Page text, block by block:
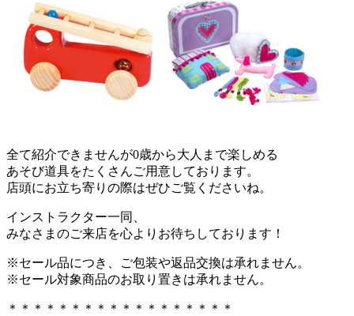
全て紹介できませんが0歳から大人まで楽しめる
あそび道具をたくさんご用意しております。
店頭にお立ち寄りの際はぜひご覧くださいね。
インストラクター一同、
みなさまのご来店を心よりお待ちしております！
※セール品につき、ご包装や返品交換は承れません。
※セール対象商品のお取り置きは承れません。
＊＊＊＊＊＊＊＊＊＊＊＊＊＊＊＊＊＊